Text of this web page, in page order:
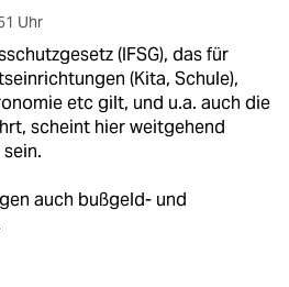
Uhr
(IFSG), das für
(Kita, Schule),
etc gilt, und u.a. auch die
scheint hier weitgehend
auch bußgeld- und